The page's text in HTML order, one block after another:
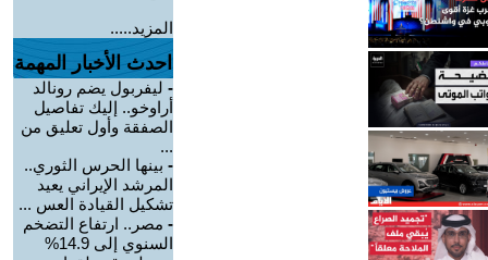
المزيد.....
احدث الأخبار المهمة
- ليفربول يضم رونالد
أراوخو.. إليك تفاصيل
الصفقة وأول تعليق من
...
- بينها الحرس الثوري..
المرشد الإيراني يعيد
تشكيل القيادة العس ...
- مصر.. ارتفاع التضخم
السنوي إلى 14.9%